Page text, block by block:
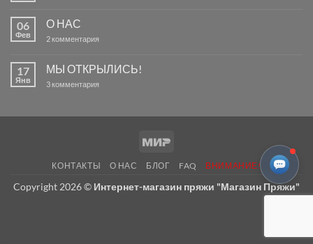
для
вязания.
Как
06
Фев
О НАС
2 комментария
НАС
17
Янв
МЫ ОТКРЫЛИСЬ!
3 комментария
Mir
КОНТАКТЫ О НАС БЛОГ FAQ ВНИМАНИЕ!
Copyright 2026 © Интернет-магазин пряжи "Магазин Пряжи"